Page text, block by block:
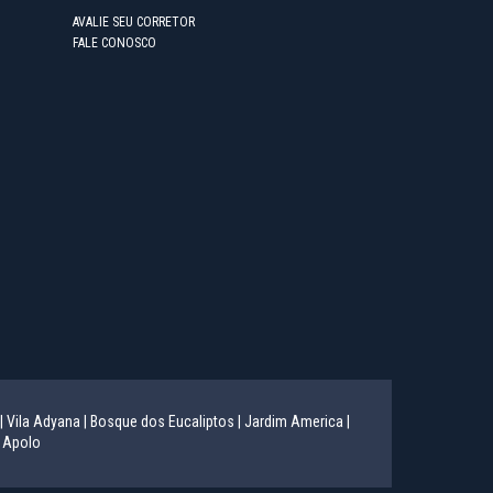
AVALIE SEU CORRETOR
FALE CONOSCO
Vila Adyana | Bosque dos Eucaliptos |
Jardim America |